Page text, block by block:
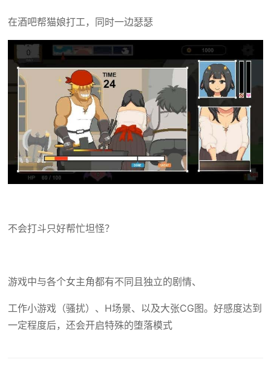
在酒吧帮猫娘打工，同时一边瑟瑟
不会打斗只好帮忙坦怪？
游戏中与各个女主角都有不同且独立的剧情、
工作小游戏（骚扰）、H场景、以及大张CG图。好感度达到
一定程度后，还会开启特殊的堕落模式